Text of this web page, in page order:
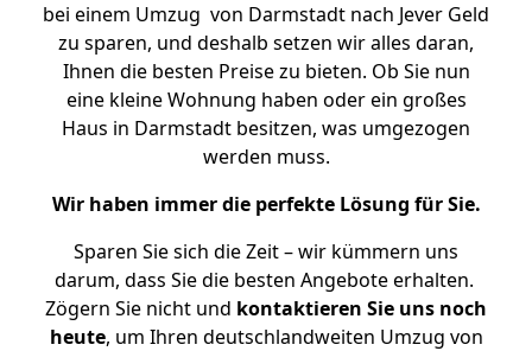
bei einem Umzug von Darmstadt nach Jever Geld
zu sparen, und deshalb setzen wir alles daran,
Ihnen die besten Preise zu bieten. Ob Sie nun
eine kleine Wohnung haben oder ein großes
Haus in Darmstadt besitzen, was umgezogen
werden muss.
Wir haben immer die perfekte Lösung für Sie.
Sparen Sie sich die Zeit – wir kümmern uns
darum, dass Sie die besten Angebote erhalten.
Zögern Sie nicht und kontaktieren Sie uns noch
heute, um Ihren deutschlandweiten Umzug von